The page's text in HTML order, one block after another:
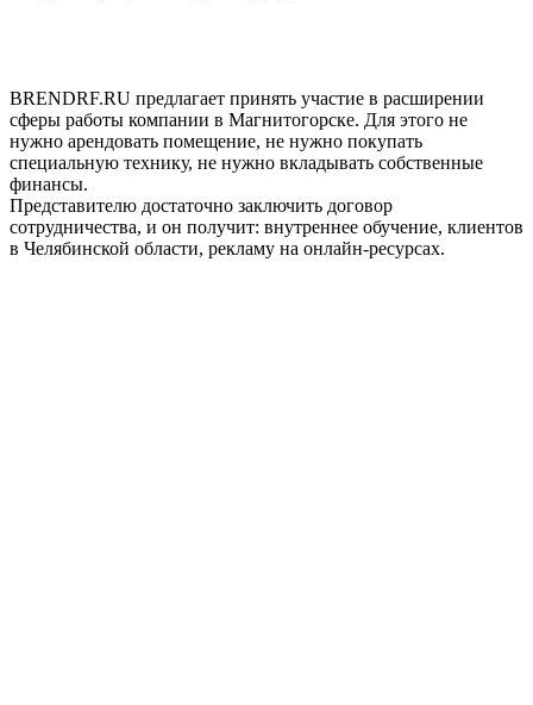
BRENDRF.RU предлагает принять участие в расширении
сферы работы компании в Магнитогорске. Для этого не
нужно арендовать помещение, не нужно покупать
специальную технику, не нужно вкладывать собственные
финансы.
Представителю достаточно заключить договор
сотрудничества, и он получит: внутреннее обучение, клиентов
в Челябинской области, рекламу на онлайн-ресурсах.